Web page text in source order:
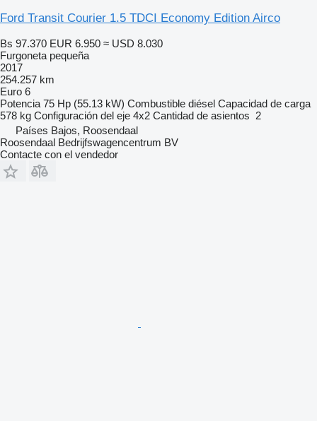
Ford Transit Courier 1.5 TDCI Economy Edition Airco
Bs 97.370 EUR 6.950 ≈ USD 8.030
Furgoneta pequeña
2017
254.257 km
Euro 6
Potencia 75 Hp (55.13 kW) Combustible diésel Capacidad de carga
578 kg Configuración del eje 4x2 Cantidad de asientos 2
Países Bajos, Roosendaal
Roosendaal Bedrijfswagencentrum BV
Contacte con el vendedor